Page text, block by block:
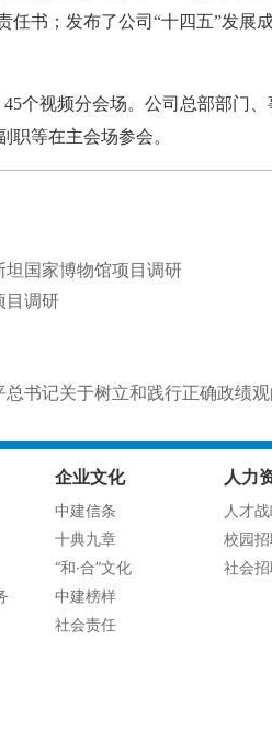
书；发布了公司“十四五”发展
视频分会场。公司总部部门、
职等在主会场参会。
国家博物馆项目调研
目调研
书记关于树立和践行正确政绩
企业文化
中建信条
十典九章
“和·合”文化
中建榜样
社会责任
人力
人才
校园
社会